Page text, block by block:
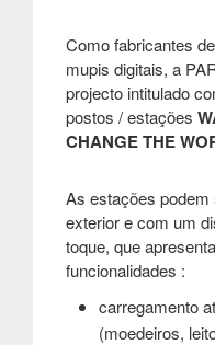
Como fabricantes
mupis digitais, a
projecto intitulado
postos / estações
CHANGE THE
As estações podem
exterior e com um
toque, que
funcionalidades :
carregamento
(moedeiros,